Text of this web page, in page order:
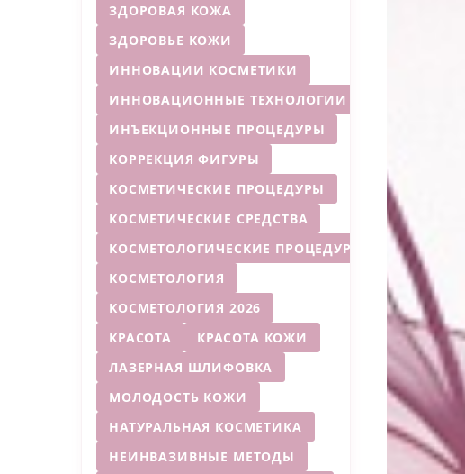
ЗДОРОВАЯ КОЖА
ЗДОРОВЬЕ КОЖИ
ИННОВАЦИИ КОСМЕТИКИ
ИННОВАЦИОННЫЕ ТЕХНОЛОГИИ
ИНЪЕКЦИОННЫЕ ПРОЦЕДУРЫ
КОРРЕКЦИЯ ФИГУРЫ
КОСМЕТИЧЕСКИЕ ПРОЦЕДУРЫ
КОСМЕТИЧЕСКИЕ СРЕДСТВА
КОСМЕТОЛОГИЧЕСКИЕ ПРОЦЕДУРЫ
КОСМЕТОЛОГИЯ
КОСМЕТОЛОГИЯ 2026
КРАСОТА
КРАСОТА КОЖИ
ЛАЗЕРНАЯ ШЛИФОВКА
МОЛОДОСТЬ КОЖИ
НАТУРАЛЬНАЯ КОСМЕТИКА
НЕИНВАЗИВНЫЕ МЕТОДЫ